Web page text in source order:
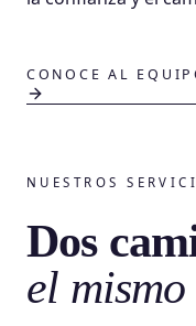
CONOCE AL
NUESTROS
Dos
el